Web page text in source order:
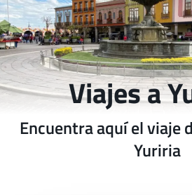
Viajes a
Encuentra aquí el viaje
Yuriria